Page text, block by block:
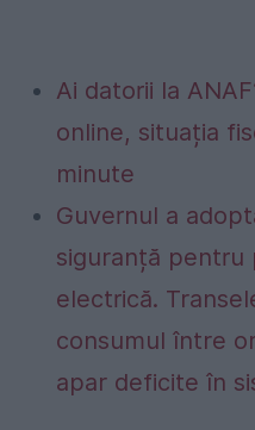
Ai datorii la
online, situația
minute
Guvernul a
siguranță pentru
electrică.
consumul între
apar deficite în